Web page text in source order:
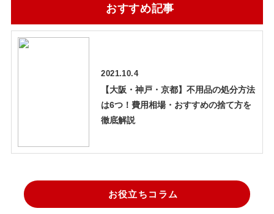
おすすめ記事
2021.10.4
【大阪・神戸・京都】不用品の処分方法
は6つ！費用相場・おすすめの捨て方を
徹底解説
お役立ちコラム